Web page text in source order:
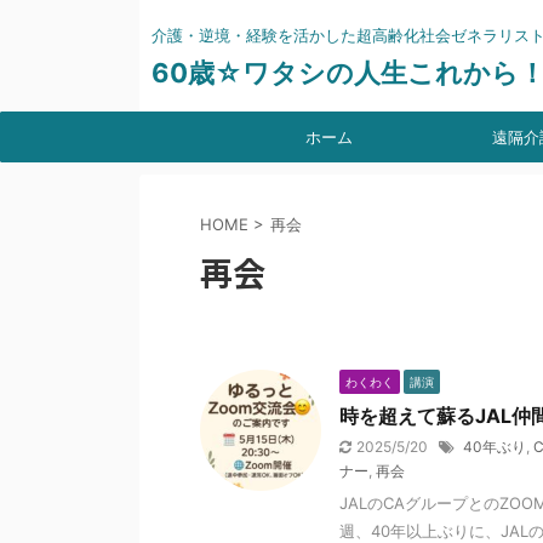
介護・逆境・経験を活かした超高齢化社会ゼネラリスト
60歳☆ワタシの人生これから！
ホーム 遠隔介
HOME > 再会
再会
わくわく 講演
時を超えて蘇るJAL仲
2025/5/20 40年ぶり ,
ナー, 再会
JALのCAグループとの
週、40年以上ぶりに、JAL